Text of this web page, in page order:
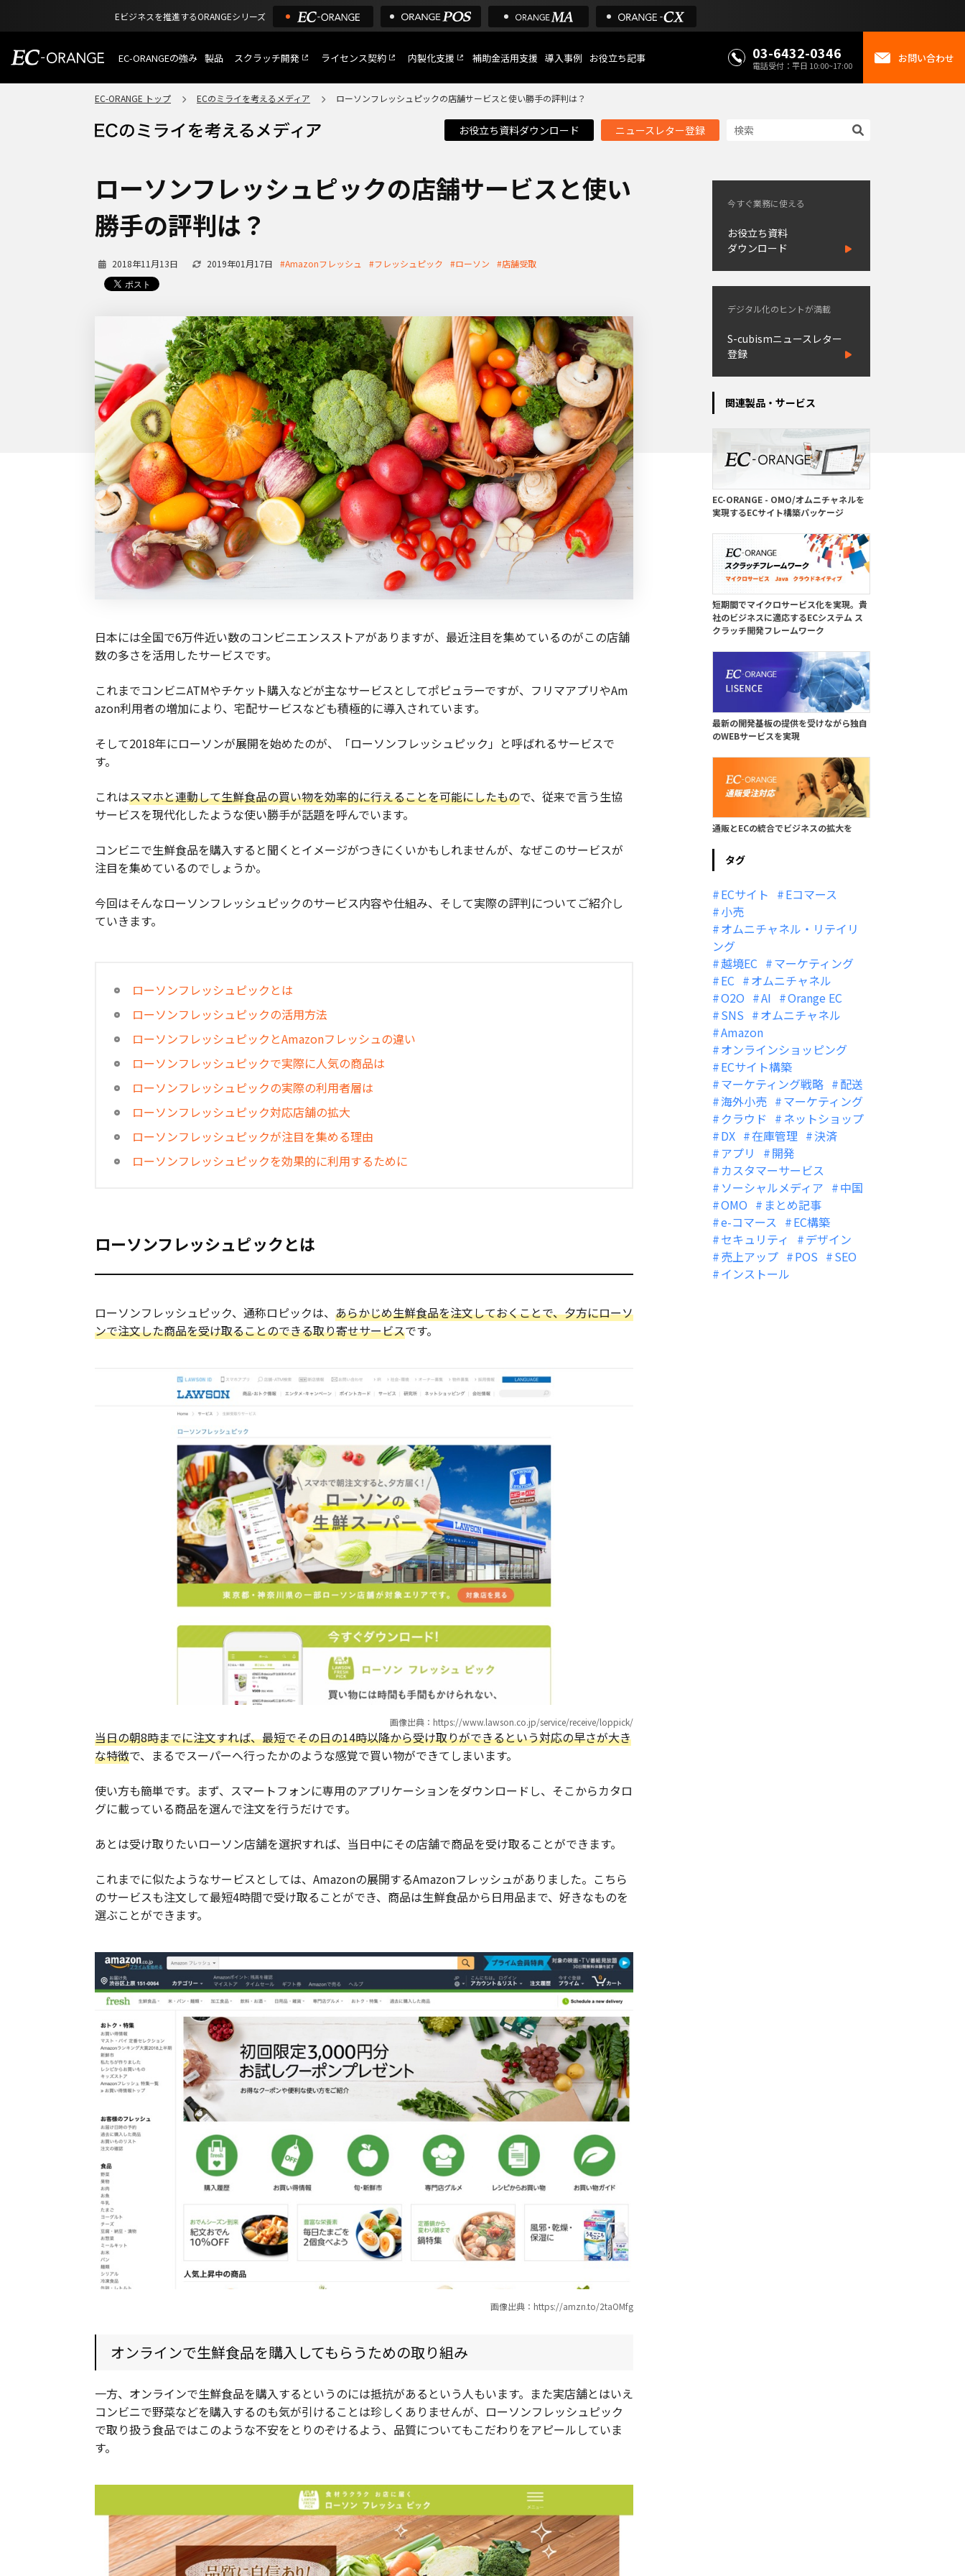
Eビジネスを推進するORANGEシリーズ
EC-ORANGEの強み
選ばれる理由
ECサイトのリプレイス
機能一覧
外部サービス連携
インフラ環境・サポート
製品
特長
ショッピングモール型 EC
通販受注対応
ECと通販の連動を可能に
EC運用支援
継続的に結果を出し続けるECサイトへ
スクラッチ開発 ライセンス契約 内製化支援 補助金活用支援 導入事例 お役立ち記事 03-6432-0346
電話受付：平日 10:00~17:00
お問い合わせ
EC-ORANGE トップ ECのミライを考えるメディア ローソンフレッシュピックの店舗サービスと使い勝手の評判は？
お役立ち資料ダウンロード ニュースレター登録
ローソンフレッシュピックの店舗サービスと使い
勝手の評判は？
2018年11月13日 2019年01月17日 #Amazonフレッシュ #フレッシュピック #ローソン #店舗受取
日本には全国で6万件近い数のコンビニエンスストアがありますが、最近注目を集めているのがこの店舗
数の多さを活用したサービスです。
これまでコンビニATMやチケット購入などが主なサービスとしてポピュラーですが、フリマアプリやAm
azon利用者の増加により、宅配サービスなども積極的に導入されています。
そして2018年にローソンが展開を始めたのが、「ローソンフレッシュピック」と呼ばれるサービスで
す。
これはスマホと連動して生鮮食品の買い物を効率的に行えることを可能にしたもので、従来で言う生協
サービスを現代化したような使い勝手が話題を呼んでいます。
コンビニで生鮮食品を購入すると聞くとイメージがつきにくいかもしれませんが、なぜこのサービスが
注目を集めているのでしょうか。
今回はそんなローソンフレッシュピックのサービス内容や仕組み、そして実際の評判についてご紹介し
ていきます。
ローソンフレッシュピックとは
ローソンフレッシュピックの活用方法
ローソンフレッシュピックとAmazonフレッシュの違い
ローソンフレッシュピックで実際に人気の商品は
ローソンフレッシュピックの実際の利用者層は
ローソンフレッシュピック対応店舗の拡大
ローソンフレッシュピックが注目を集める理由
ローソンフレッシュピックを効果的に利用するために
ローソンフレッシュピックとは
ローソンフレッシュピック、通称ロピックは、 あらかじめ生鮮食品を注文しておくことで、夕方にローソ
ンで注文した商品を受け取ることのできる取り寄せサービスです。
画像出典：https://www.lawson.co.jp/service/receive/loppick/
当日の朝8時までに注文すれば、最短でその日の14時以降から受け取りができるという対応の早さが大き
な特徴で、まるでスーパーへ行ったかのような感覚で買い物ができてしまいます。
使い方も簡単です。まず、スマートフォンに専用のアプリケーションをダウンロードし、そこからカタロ
グに載っている商品を選んで注文を行うだけです。
あとは受け取りたいローソン店舗を選択すれば、当日中にその店舗で商品を受け取ることができます。
これまでに似たようなサービスとしては、Amazonの展開するAmazonフレッシュがありました。こちら
のサービスも注文して最短4時間で受け取ることができ、商品は生鮮食品から日用品まで、好きなものを
選ぶことができます。
画像出典：https://amzn.to/2taOMfg
オンラインで生鮮食品を購入してもらうための取り組み
一方、オンラインで生鮮食品を購入するというのには抵抗があるという人もいます。また実店舗とはいえ
コンビニで野菜などを購入するのも気が引けることは珍しくありませんが、ローソンフレッシュピック
で取り扱う食品ではこのような不安をとりのぞけるよう、品質についてもこだわりをアピールしていま
す。
今すぐ業務に使える
お役立ち資料
ダウンロード
デジタル化のヒントが満載
S-cubismニュースレター
登録
関連製品・サービス
EC-ORANGE - OMO/オムニチャネルを
実現するECサイト構築パッケージ
短期間でマイクロサービス化を実現。貴
社のビジネスに適応するECシステム ス
クラッチ開発フレームワーク
最新の開発基板の提供を受けながら独自
のWEBサービスを実現
通販とECの統合でビジネスの拡大を
タグ
ECサイト
Eコマース
小売
オムニチャネル・リテイリ
ング
越境EC
マーケティング
EC
オムニチャネル
O2O
AI
Orange EC
SNS
オムニチャネル
Amazon
オンラインショッピング
ECサイト構築
マーケティング戦略
配送
海外小売
マーケティング
クラウド
ネットショップ
DX
在庫管理
決済
アプリ
開発
カスタマーサービス
ソーシャルメディア
中国
OMO
まとめ記事
e-コマース
EC構築
セキュリティ
デザイン
売上アップ
POS
SEO
インストール